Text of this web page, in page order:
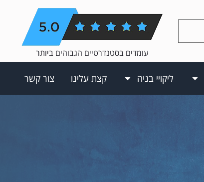
עומדים בסטנדרטיים הגבוהים ביותר
ליקויי בניה קצת עלינו צור קשר